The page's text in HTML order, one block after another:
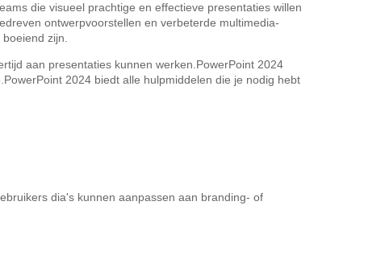
die visueel prachtige en effectieve presentaties willen
ontwerpvoorstellen en verbeterde multimedia-
zijn.
aan presentaties kunnen werken.PowerPoint 2024
2024 biedt alle hulpmiddelen die je nodig hebt
dia's kunnen aanpassen aan branding- of